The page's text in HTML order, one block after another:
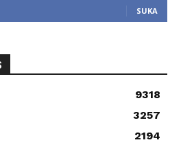
SUKA
9318
3257
2194